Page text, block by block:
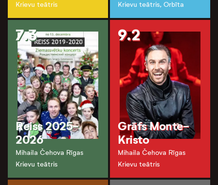
Krievu teātris
Krievu teātris, Orbīta
7.3
Reiss 2025-
2026
Mihaila Čehova Rīgas
Krievu teātris
9.2
Grāfs Monte-
Kristo
Mihaila Čehova Rīgas
Krievu teātris